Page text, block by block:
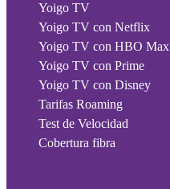
Yoigo TV
Yoigo TV con Netflix
Yoigo TV con HBO Max
Yoigo TV con Prime
Yoigo TV con Disney
Tarifas Roaming
Test de Velocidad
Cobertura fibra